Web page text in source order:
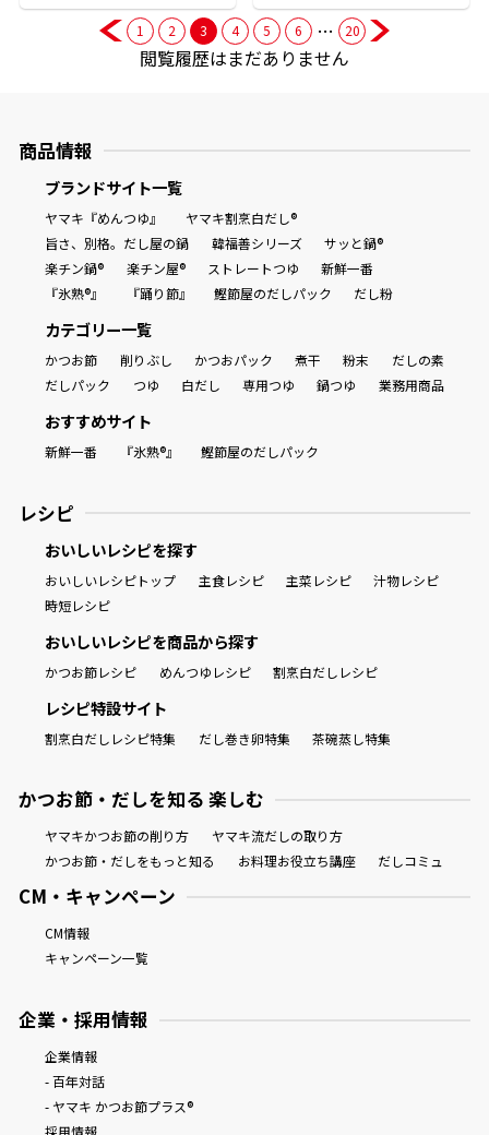
1 2 3 4 5 6 … 20
閲覧履歴はまだありません
商品情報
ブランドサイト一覧
ヤマキ『めんつゆ』
ヤマキ割烹白だし®
旨さ、別格。だし屋の鍋
韓福善シリーズ
サッと鍋®
楽チン鍋®
楽チン屋® ストレートつゆ
新鮮一番
『氷熟®』
『踊り節』 鰹節屋のだしパック だし粉
カテゴリー一覧
かつお節 削りぶし かつおパック 煮干 粉末
だしの素
だしパック
つゆ 白だし 専用つゆ 鍋つゆ 業務用商品
おすすめサイト
新鮮一番 『氷熟®』 鰹節屋のだしパック
レシピ
おいしいレシピを探す
おいしいレシピトップ 主食レシピ 主菜レシピ
汁物レシピ
時短レシピ
おいしいレシピを商品から探す
かつお節レシピ めんつゆレシピ 割烹白だしレシピ
レシピ特設サイト
割烹白だしレシピ特集 だし巻き卵特集 茶碗蒸し特集
かつお節・だしを知る 楽しむ
ヤマキかつお節の削り方
ヤマキ流だしの取り方
かつお節・だしをもっと知る
お料理お役立ち講座 だしコミュ
CM・キャンペーン
CM情報
キャンペーン一覧
企業・採用情報
企業情報
- 百年対話
- ヤマキ かつお節プラス®